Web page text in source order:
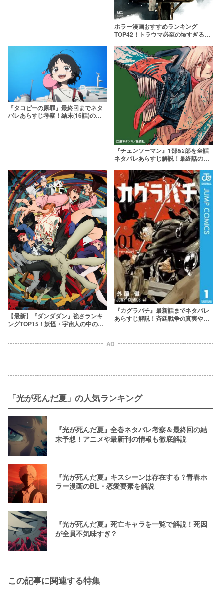
ホラー漫画おすすめランキング
TOP42！トラウマ必至の怖すぎる名
『タコピーの原罪』最終回までネタ
バレあらすじ考察！結末(16話)の意
『チェンソーマン』1部&2部を全話
ネタバレあらすじ解説！最終話のそ
【最新】『ダンダダン』強さランキ
ングTOP15！妖怪・宇宙人の中の最
『カグラバチ』最新話までネタバレ
あらすじ解説！斉廷戦争の真実や英
AD
「光が死んだ夏」の人気ランキング
『光が死んだ夏』全巻ネタバレ考察＆最終回の結
末予想！アニメや最新刊の情報も徹底解説
『光が死んだ夏』キスシーンは存在する？青春ホ
ラー漫画のBL・恋愛要素を解説
『光が死んだ夏』死亡キャラを一覧で解説！死因
が全員不気味すぎ？
この記事に関連する特集